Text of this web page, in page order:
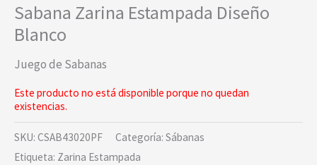
Sabana Zarina Estampada Diseño
Blanco
Juego de Sabanas
Este producto no está disponible porque no quedan
existencias.
SKU: CSAB43020PF Categoría: Sábanas
Etiqueta: Zarina Estampada